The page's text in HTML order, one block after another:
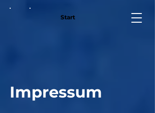
Start
Impressum